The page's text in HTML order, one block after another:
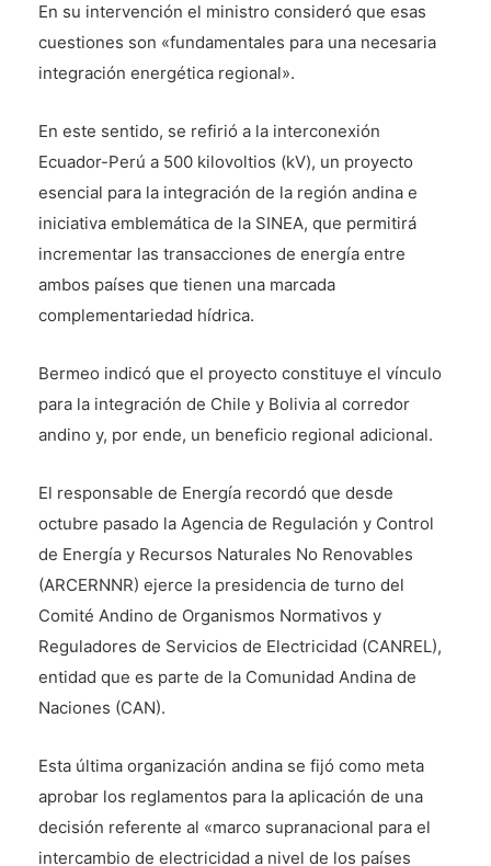
En su intervención el ministro consideró que esas
cuestiones son «fundamentales para una necesaria
integración energética regional».
En este sentido, se refirió a la interconexión
Ecuador-Perú a 500 kilovoltios (kV), un proyecto
esencial para la integración de la región andina e
iniciativa emblemática de la SINEA, que permitirá
incrementar las transacciones de energía entre
ambos países que tienen una marcada
complementariedad hídrica.
Bermeo indicó que el proyecto constituye el vínculo
para la integración de Chile y Bolivia al corredor
andino y, por ende, un beneficio regional adicional.
El responsable de Energía recordó que desde
octubre pasado la Agencia de Regulación y Control
de Energía y Recursos Naturales No Renovables
(ARCERNNR) ejerce la presidencia de turno del
Comité Andino de Organismos Normativos y
Reguladores de Servicios de Electricidad (CANREL),
entidad que es parte de la Comunidad Andina de
Naciones (CAN).
Esta última organización andina se fijó como meta
aprobar los reglamentos para la aplicación de una
decisión referente al «marco supranacional para el
intercambio de electricidad a nivel de los países